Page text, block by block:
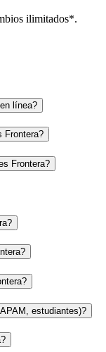
ilimitados*.
línea?
Frontera?
Frontera?
estudiantes)?